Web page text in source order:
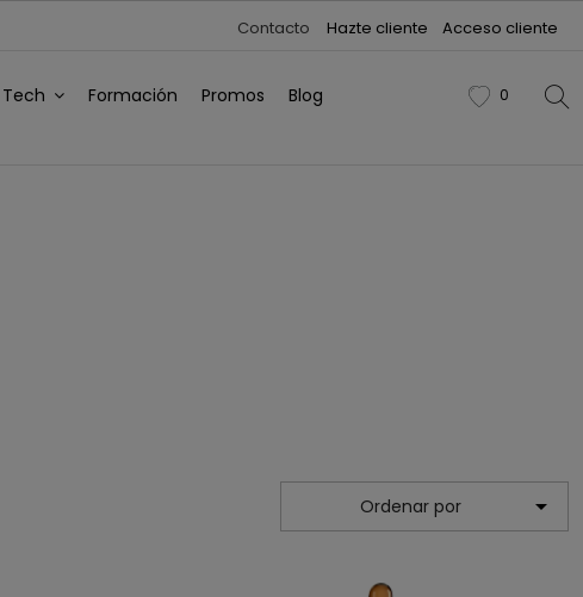
Contacto Hazte cliente Acceso cliente
Tech Formación Promos
Blog
0
Ordenar por 